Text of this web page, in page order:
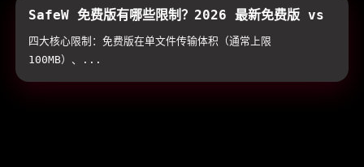
SafeW 免费版有哪些限制？2026 最新免费版 vs
付费高级版全方位对比与避坑指南
四大核心限制：免费版在单文件传输体积（通常上限
100MB）、...